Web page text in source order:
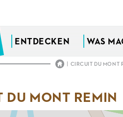
ENTDECKEN WAS
| CIRCUIT DU MONT
DU MONT REMIN